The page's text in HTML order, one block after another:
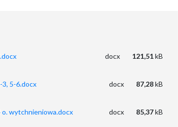
docx 121,51kB
3, 5-6.docx docx 87,28kB
o. wytchnieniowa.docx docx 85,37kB